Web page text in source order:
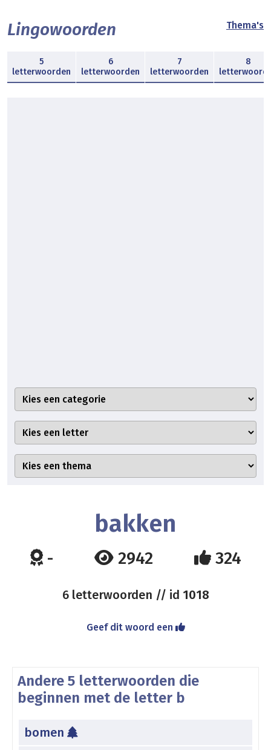
Lingowoorden Thema's
5
letterwoorden
6
letterwoorden
7
letterwoorden
8
bakken
- 2942 324
6 letterwoorden // id 1018
Geef dit woord een
Andere 5 letterwoorden die
beginnen met de letter b
bomen